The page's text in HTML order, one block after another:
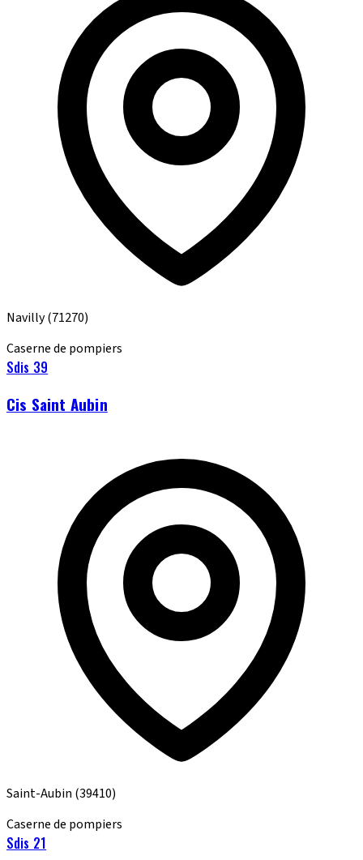
Navilly(71270)
Caserne de pompiers
Sdis 39
Cis Saint Aubin
Saint-Aubin (39410)
Caserne de pompiers
Sdis 21